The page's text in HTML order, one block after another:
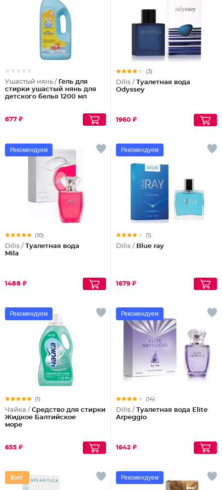
Ушастый нянь / Гель для
стирки ушастый нянь для
детского белья 1200 мл
677 ₽
(3)
Dilis / Туалетная вода
Odyssey
1960 ₽
Рекомендуем
(10)
Dilis / Туалетная вода
Mila
1488 ₽
Рекомендуем
(1)
Dilis / Blue ray
1679 ₽
Рекомендуем
(1)
Чайка / Средство для стирки
Жидкое Балтийское
море
655 ₽
Рекомендуем
(14)
Dilis / Туалетная вода Elite
Arpeggio
1642 ₽
Рекомендуем